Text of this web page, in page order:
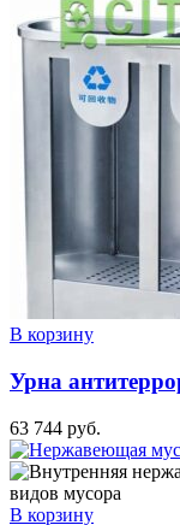
В корзину
Урна
63 744 руб.
В корзину